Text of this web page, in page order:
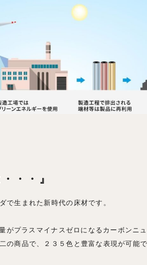
・・』
で生まれた新時代の床材です。
がプラスマイナスゼロになるカーボンニ
の商品で、２３５色と豊富な表現が可能